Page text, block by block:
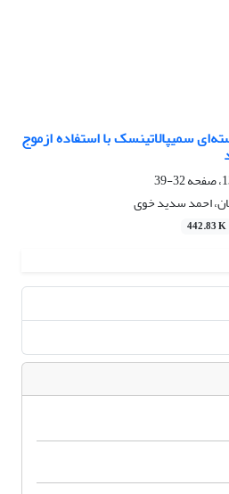
سمیپالاتینسک با استفاده ازموج
32-39
احمد سدید خوی
442.83 K